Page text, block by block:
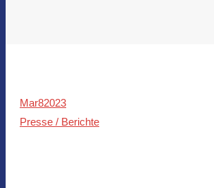
Mar82023
Presse / Berichte